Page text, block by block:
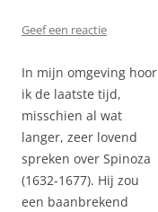
Geef een reactie
In mijn omgeving hoor
ik de laatste tijd,
misschien al wat
langer, zeer lovend
spreken over Spinoza
(1632-1677). Hij zou
een baanbrekend